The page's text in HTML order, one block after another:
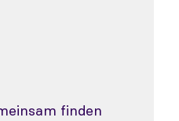
finden